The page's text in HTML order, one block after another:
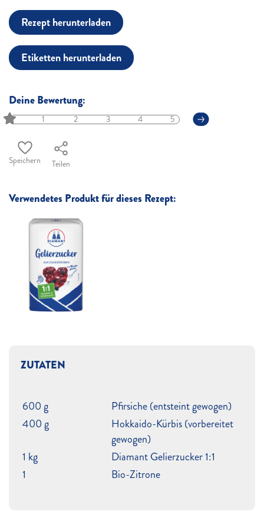
Rezept herunterladen
Etiketten herunterladen
Deine Bewertung:
1 2 3 4 5
Speichern Teilen
Verwendetes Produkt für dieses Rezept:
ZUTATEN
600 g
Pfirsiche (entsteint gewogen)
400 g
Hokkaido-Kürbis (vorbereitet
gewogen)
1 kg
Diamant Gelierzucker 1:1
1
Bio-Zitrone